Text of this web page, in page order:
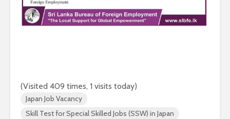
(Visited 409 times, 1 visits today)
Japan Job Vacancy
Skill Test for Special Skilled Jobs (SSW) in Japan